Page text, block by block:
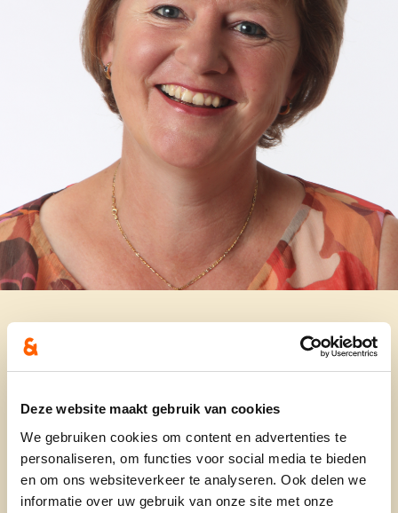
Deze website maakt gebruik van cookies
We gebruiken cookies om content en advertenties te
personaliseren, om functies voor social media te bieden
en om ons websiteverkeer te analyseren. Ook delen we
informatie over uw gebruik van onze site met onze
Wonende in Erondegem
Lid van het bijzonder comité voor de sociale
dienst